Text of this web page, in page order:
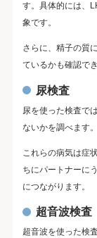
す。具体的には、
象です。
さらに、精子の質
ているかも確認でき
尿検査
尿を使った検査で
ないかを調べます。
これらの病気は症
ちにパートナーに
につながります。
超音波検査
超音波を使った検